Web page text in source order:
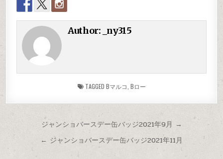
Author: _ny315
TAGGED Bマルコ, Bロー
ジャンショバースデー缶バッジ2021年9月 →
← ジャンショバースデー缶バッジ2021年11月